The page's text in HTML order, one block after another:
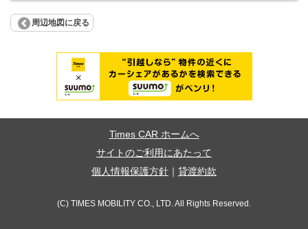
周辺地図に戻る
Times CAR ホームへ
サイトのご利用にあたって
個人情報保護方針
貸渡約款
(C) TIMES MOBILITY CO., LTD. All Rights Reserved.